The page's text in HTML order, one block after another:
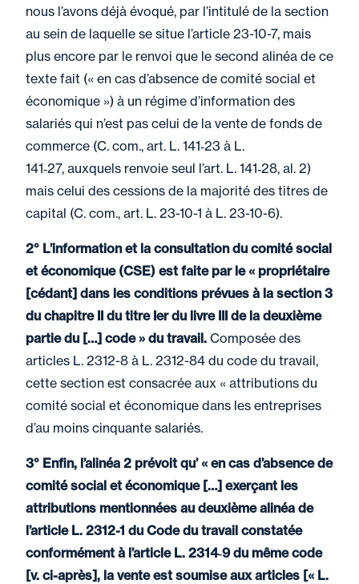
nous l’avons déjà évoqué, par l’intitulé de la section
au sein de laquelle se situe l’article 23-10-7, mais
plus encore par le renvoi que le second alinéa de ce
texte fait (« en cas d’absence de comité social et
économique ») à un régime d’information des
salariés qui n’est pas celui de la vente de fonds de
commerce (C. com., art. L. 141‑23 à L.
141‑27, auxquels renvoie seul l’art. L. 141‑28, al. 2)
mais celui des cessions de la majorité des titres de
capital (C. com., art. L. 23-10-1 à L. 23-10-6).
2° L’information et la consultation du comité social
et économique (CSE) est faite par le « propriétaire
[cédant] dans les conditions prévues à la section 3
du chapitre II du titre Ier du livre III de la deuxième
partie du […] code » du travail. Composée des
articles L. 2312-8 à L. 2312-84 du code du travail,
cette section est consacrée aux « attributions du
comité social et économique dans les entreprises
d’au moins cinquante salariés.
3° Enfin, l’alinéa 2 prévoit qu’ « en cas d’absence de
comité social et économique […] exerçant les
attributions mentionnées au deuxième alinéa de
l’article L. 2312-1 du Code du travail constatée
conformément à l’article L. 2314‑9 du même code
[v. ci-après], la vente est soumise aux articles [« L.